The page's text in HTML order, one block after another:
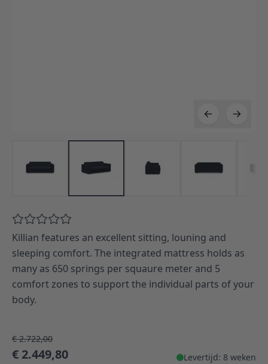
Killian features an excellent sitting, louning and
sleeping comfort. The integrated mattress holds as
many as 650 springs per squaure meter and 5
comfort zones to support the individual parts of your
body.
€ 2.722,00
€ 2.449,80 Levertijd: 8 weken